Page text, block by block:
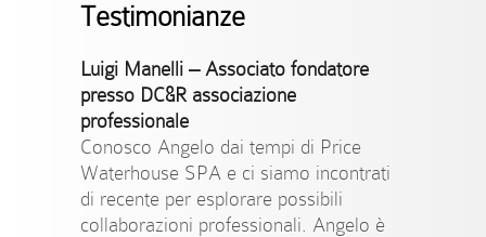
Testimonianze
Luigi Manelli – Associato fondatore
presso DC&R associazione
professionale
Conosco Angelo dai tempi di Price
Waterhouse SPA e ci siamo incontrati
di recente per esplorare possibili
collaborazioni professionali. Angelo è